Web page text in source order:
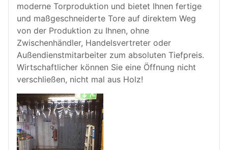
moderne Torproduktion und bietet Ihnen fertige
und maßgeschneiderte Tore auf direktem Weg
von der Produktion zu Ihnen, ohne
Zwischenhändler, Handelsvertreter oder
Außendienstmitarbeiter zum absoluten Tiefpreis.
Wirtschaftlicher können Sie eine Öffnung nicht
verschließen, nicht mal aus Holz!